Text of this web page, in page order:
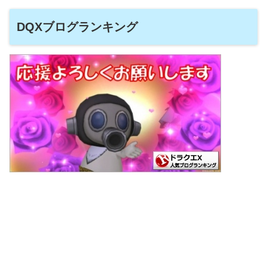
DQXブログランキング